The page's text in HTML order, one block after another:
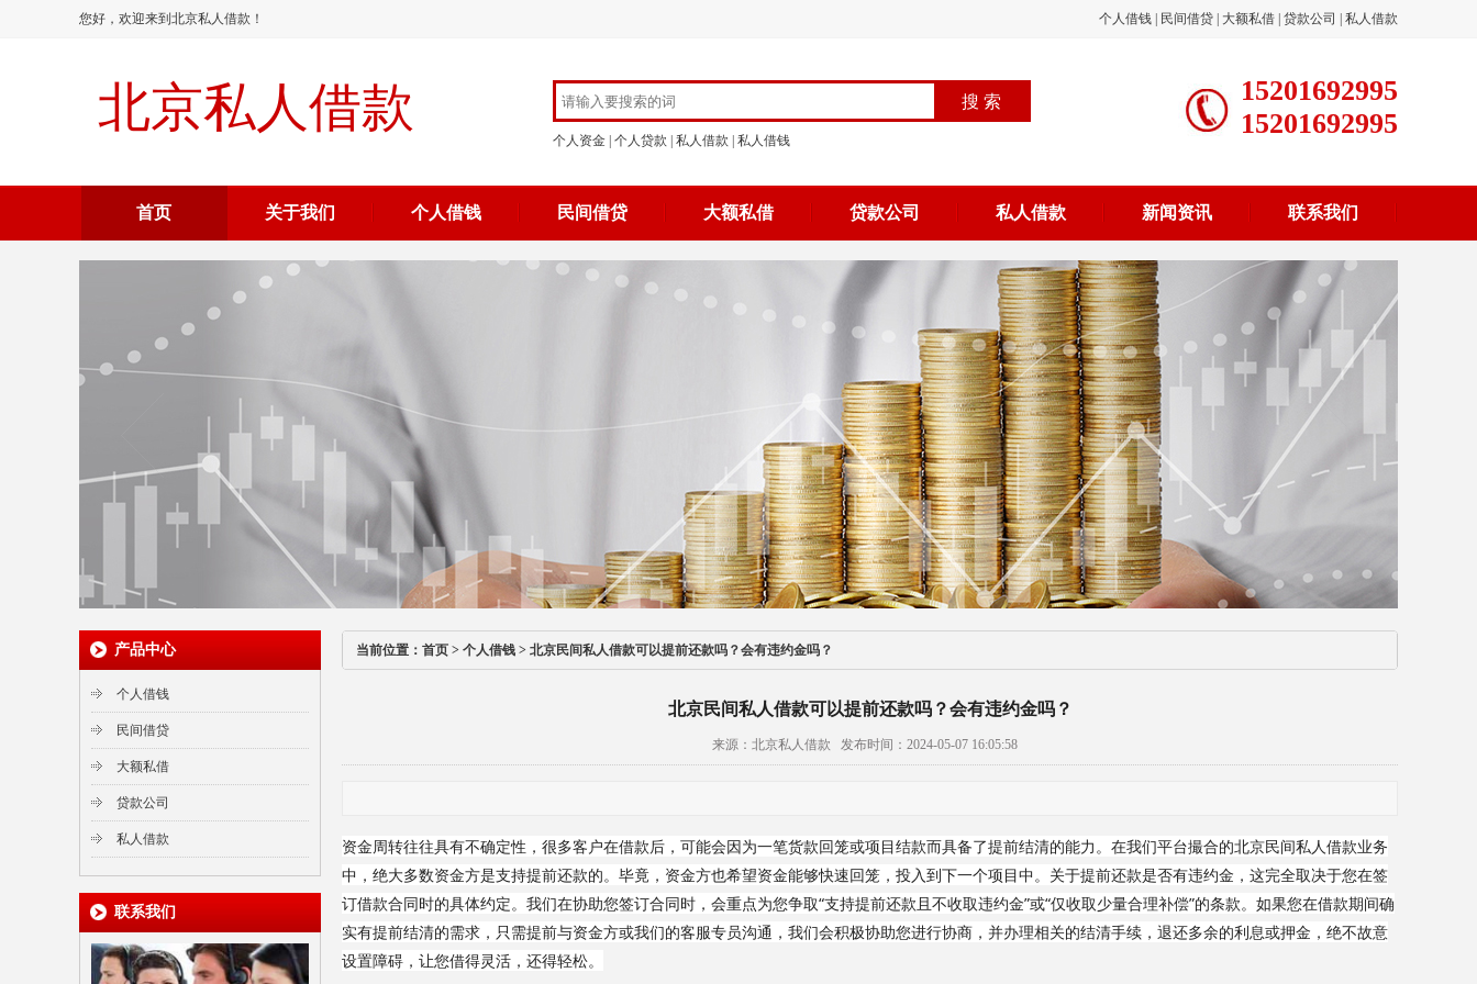
您好，欢迎来到北京私人借款！ 个人借钱 民间借贷 大额私借 贷款公司 私人借款
北京私人借款
个人资金 个人贷款 私人借款 私人借钱
15201692995
15201692995
首页 关于我们 个人借钱 民间借贷 大额私借 贷款公司 私人借款 新闻资讯 联系我们
产品中心
个人借钱
民间借贷
大额私借
贷款公司
私人借款
联系我们
当前位置： 首页 > 个人借钱 > 北京民间私人借款可以提前还款吗？会有违约金吗？
北京民间私人借款可以提前还款吗？会有违约金吗？
来源：北京私人借款 发布时间：2024-05-07 16:05:58
资金周转往往具有不确定性，很多客户在借款后，可能会因为一笔货款回笼或项目结款而具备了提前结清的能力。在我们平台撮合的北京民间私人借款业务
中，绝大多数资金方是支持提前还款的。毕竟，资金方也希望资金能够快速回笼，投入到下一个项目中。关于提前还款是否有违约金，这完全取决于您在签
订借款合同时的具体约定。我们在协助您签订合同时，会重点为您争取“支持提前还款且不收取违约金”或“仅收取少量合理补偿”的条款。如果您在借款期间确
实有提前结清的需求，只需提前与资金方或我们的客服专员沟通，我们会积极协助您进行协商，并办理相关的结清手续，退还多余的利息或押金，绝不故意
设置障碍，让您借得灵活，还得轻松。